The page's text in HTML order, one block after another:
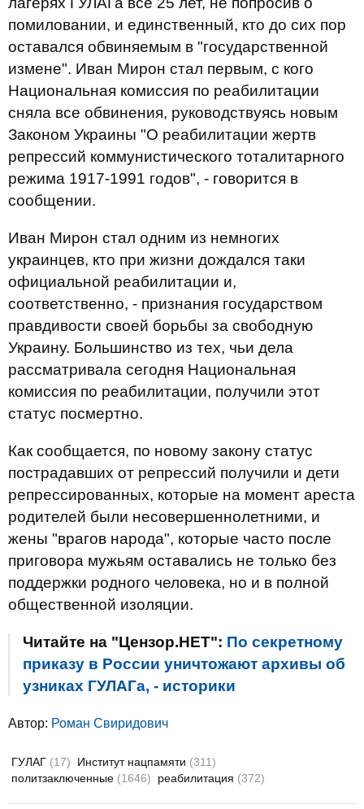
помиловании, и единственный, кто до сих пор
оставался обвиняемым в "государственной
измене". Иван Мирон стал первым, с кого
Национальная комиссия по реабилитации
сняла все обвинения, руководствуясь новым
Законом Украины "О реабилитации жертв
репрессий коммунистического тоталитарного
режима 1917-1991 годов", - говорится в
сообщении.
Иван Мирон стал одним из немногих
украинцев, кто при жизни дождался таки
официальной реабилитации и,
соответственно, - признания государством
правдивости своей борьбы за свободную
Украину. Большинство из тех, чьи дела
рассматривала сегодня Национальная
комиссия по реабилитации, получили этот
статус посмертно.
Как сообщается, по новому закону статус
пострадавших от репрессий получили и дети
репрессированных, которые на момент ареста
родителей были несовершеннолетними, и
жены "врагов народа", которые часто после
приговора мужьям оставались не только без
поддержки родного человека, но и в полной
общественной изоляции.
Читайте на "Цензор.НЕТ": По секретному
приказу в России уничтожают архивы об
узниках ГУЛАГа, - историки
Автор: Роман Свиридович
ГУЛАГ (17) Институт нацпамяти (311)
политзаключенные (1646) реабилитация (372)